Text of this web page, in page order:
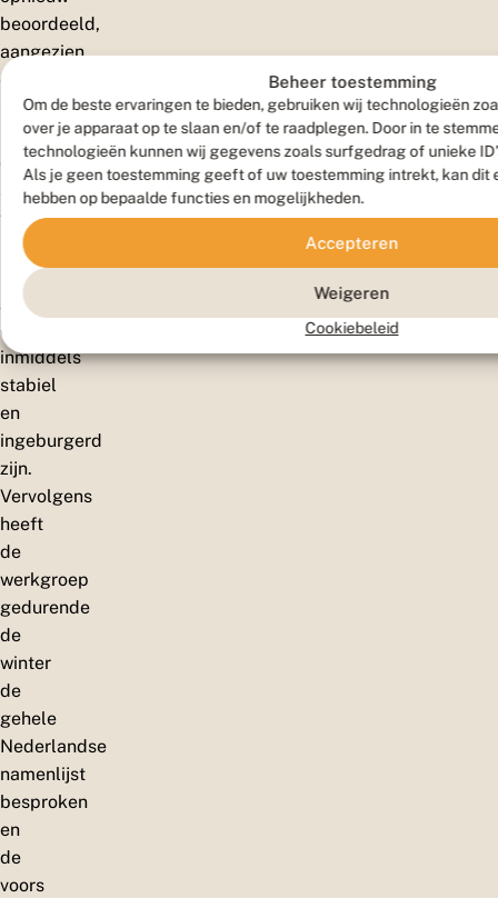
Beheer toestemming
Om de beste ervaringen te bieden, gebruiken wij technologieën
over je apparaat op te slaan en/of te raadplegen. Door in te
technologieën kunnen wij gegevens zoals surfgedrag of unieke
Als je geen toestemming geeft of uw toestemming intrekt, kan dit
hebben op bepaalde functies en mogelijkheden.
Accepteren
Weigeren
Cookiebeleid
beoordeeld,
aangezien
de
meeste
namen
daar
veel
langer
gebruik
en
inmiddels
stabiel
en
ingeburgerd
zijn.
Vervolgens
heeft
de
werkgroep
gedurende
de
winter
de
gehele
Nederlandse
namenlijst
besproken
en
de
voors